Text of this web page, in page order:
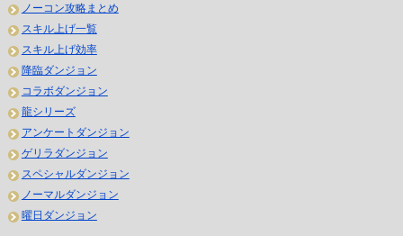
ノーコン攻略まとめ
スキル上げ一覧
スキル上げ効率
降臨ダンジョン
コラボダンジョン
龍シリーズ
アンケートダンジョン
ゲリラダンジョン
スペシャルダンジョン
ノーマルダンジョン
曜日ダンジョン